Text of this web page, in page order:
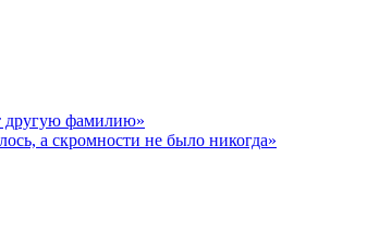
другую фамилию»
а скромности не было никогда»